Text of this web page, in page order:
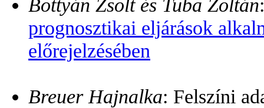
Bottyán Zsolt és Tuba Zoltán
prognosztikai eljárások
előrejelzésében
Breuer Hajnalka: Felszíni